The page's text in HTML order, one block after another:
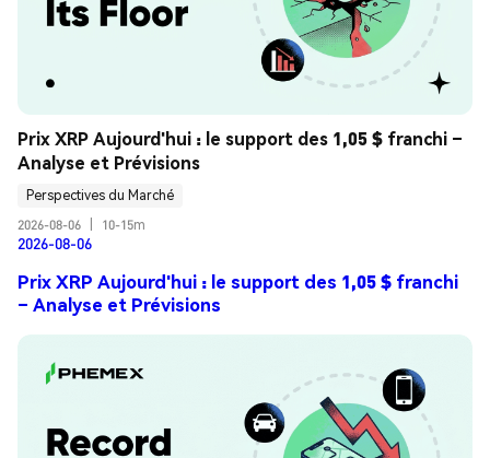
Prix XRP Aujourd'hui : le support des 1,05 $ franchi –
Analyse et Prévisions
Perspectives du Marché
2026-08-06
10-15m
2026-08-06
Prix XRP Aujourd'hui : le support des 1,05 $ franchi
– Analyse et Prévisions